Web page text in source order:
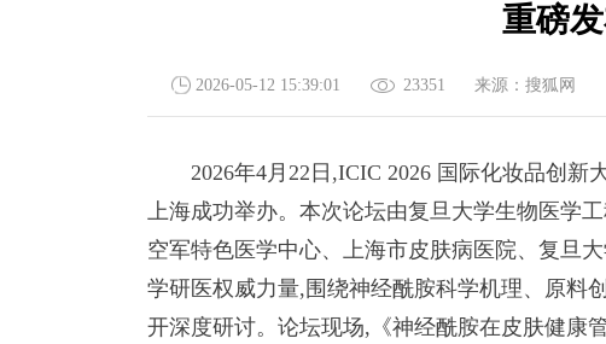
重磅
2026-05-12 15:39:01 23351 来源：搜狐网
2026年4月22日,ICIC 2026 国际化妆品创新
上海成功举办。本次论坛由复旦大学生物医学
空军特色医学中心、上海市皮肤病医院、复旦
学研医权威力量,围绕神经酰胺科学机理、原料
开深度研讨。论坛现场,《神经酰胺在皮肤健康